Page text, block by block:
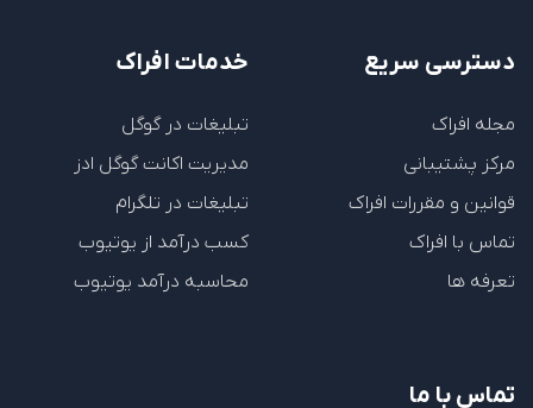
دسترسی سریع
مجله افراک
مرکز پشتیبانی
قوانین و مقررات افراک
تماس با افراک
تعرفه ها
خدمات افراک
تبلیغات در گوگل
مدیریت اکانت گوگل ادز
تبلیغات در تلگرام
کسب درآمد از یوتیوب
محاسبه درآمد یوتیوب
تماس با ما